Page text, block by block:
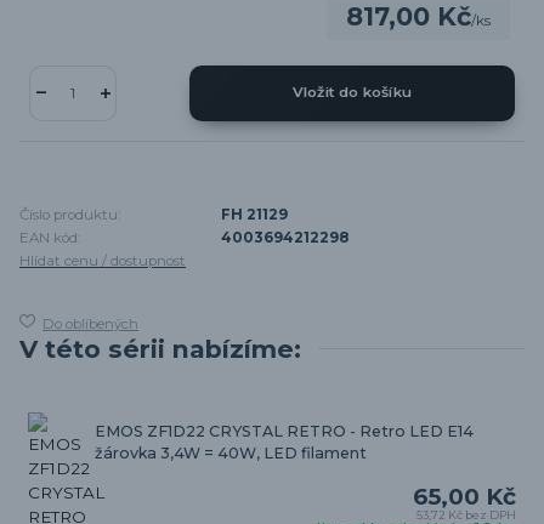
817,00 Kč/ks
Vložit do košíku
Číslo produktu:
FH 21129
EAN kód:
4003694212298
Hlídat cenu / dostupnost
Do oblíbených
V této sérii nabízíme:
EMOS ZF1D22 CRYSTAL RETRO - Retro LED E14
žárovka 3,4W = 40W, LED filament
65,00 Kč
53,72 Kč bez DPH